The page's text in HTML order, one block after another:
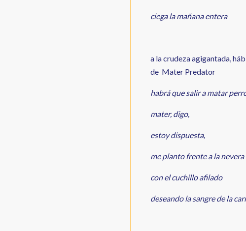
ciega la mañana entera
a la crudeza agigantada,
de Mater Predator
habrá que salir a matar
mater, digo,
estoy dispuesta,
me planto frente a la nevera
con el cuchillo afilado
deseando la sangre de la